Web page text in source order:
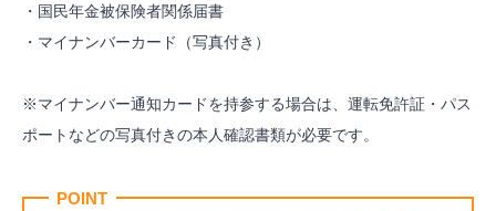
・国民年金被保険者関係届書
・マイナンバーカード（写真付き）
※マイナンバー通知カードを持参する場合は、運転免許証・パス
ポートなどの写真付きの本人確認書類が必要です。
POINT